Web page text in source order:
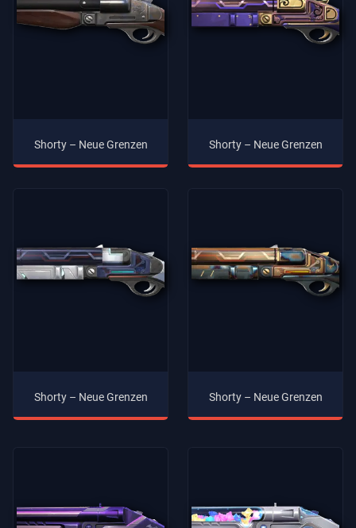
Shorty – Neue Grenzen Shorty – Neue Grenzen
Shorty – Neue Grenzen Shorty – Neue Grenzen